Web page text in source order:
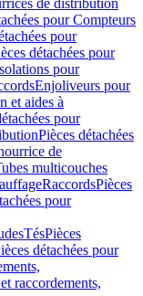
de distribution
pour Compteurs
pour
détachées pour
pour
Enjoliveurs pour
et aides à
pour
Pièces détachées
de
multicouches
RaccordsPièces
pour
TésPièces
détachées pour
raccordements,